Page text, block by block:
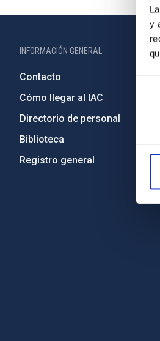
y
INFORMACIÓN GENERAL
Contacto
Cómo llegar al IAC
Directorio de personal
Biblioteca
Registro general